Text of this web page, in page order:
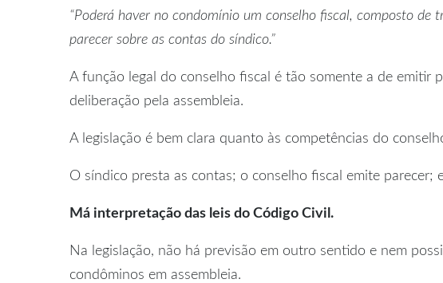
“Poderá haver no condomínio um conselho fiscal, composto
parecer sobre as contas do síndico.”
A função legal do conselho fiscal é tão somente a de emitir
deliberação pela assembleia.
A legislação é bem clara quanto às competências do
O síndico presta as contas; o conselho fiscal emite parecer;
Má interpretação das leis do Código Civil.
Na legislação, não há previsão em outro sentido e nem
condôminos em assembleia.